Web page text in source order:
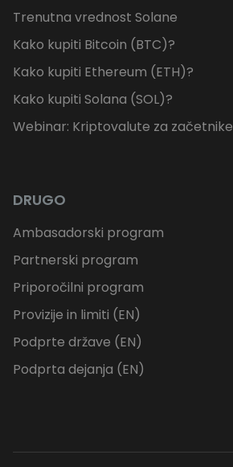
Trenutna vrednost Solane
Kako kupiti Bitcoin (BTC)?
Kako kupiti Ethereum (ETH)?
Kako kupiti Solana (SOL)?
Webinar: Kriptovalute za začetnike
DRUGO
Ambasadorski program
Partnerski program
Priporočilni program
Provizije in limiti (EN)
Podprte države (EN)
Podprta dejanja (EN)